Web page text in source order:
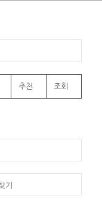
추천 조회